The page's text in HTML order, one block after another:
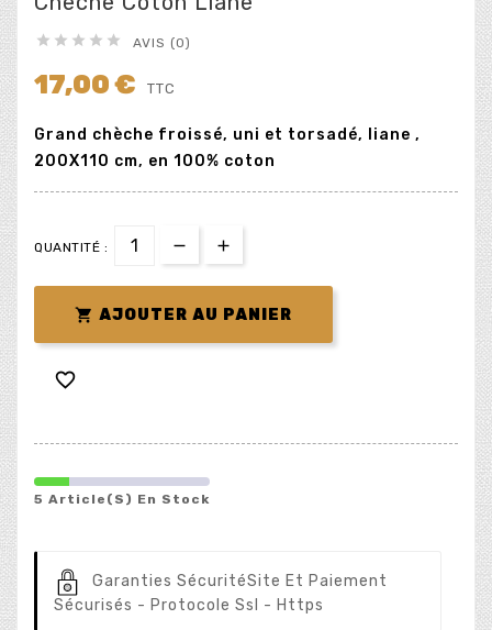
     AVIS (0)
17,00 € TTC
Grand chèche froissé, uni et torsadé, liane ,
200X110 cm, en 100% coton
QUANTITÉ :
 AJOUTER AU PANIER

5 Article(s) En Stock
Garanties SécuritéSite Et Paiement
Sécurisés - Protocole Ssl - Https